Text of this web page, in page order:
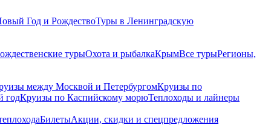
Год и РождествоТуры в Ленинградскую
турыОхота и рыбалкаКрымВсе турыРегионы,
между Москвой и ПетербургомКруизы по
годКруизы по Каспийскому морюТеплоходы и лайнеры
БилетыАкции, скидки и спецпредложения